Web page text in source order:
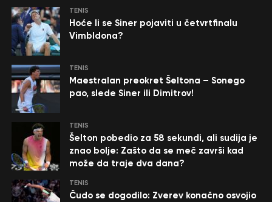
TENIS
Hoće li se Siner pojaviti u četvrtfinalu
Vimbldona?
TENIS
Maestralan preokret Šeltona – Sonego
pao, slede Siner ili Dimitrov!
TENIS
Šelton pobedio za 58 sekundi, ali sudija je
znao bolje: Zašto da se meč završi kad
može da traje dva dana?
TENIS
Čudo se dogodilo: Zverev konačno osvojio